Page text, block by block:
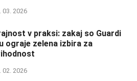
03. 2026
v praksi: zakaj so Guardi
ograje zelena izbira za
02. 2026